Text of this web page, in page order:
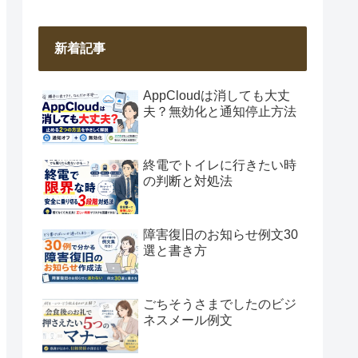
新着記事
AppCloudは消しても大丈
夫？無効化と通知停止方法
終電でトイレに行きたい時
の判断と対処法
障害復旧のお知らせ例文30
選と書き方
ごちそうさまでしたのビジ
ネスメール例文